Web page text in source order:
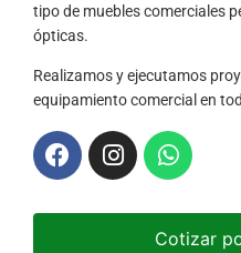
tipo de muebles comerciales
ópticas.
Realizamos y ejecutamos
equipamiento comercial en
Cotizar